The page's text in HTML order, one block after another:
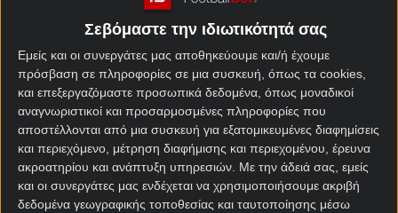
Σεβόμαστε την ιδιωτικότητά σας
Εμείς και οι συνεργάτες μας αποθηκεύουμε και/ή έχουμε
πρόσβαση σε πληροφορίες σε μια συσκευή, όπως τα cookies,
και επεξεργαζόμαστε προσωπικά δεδομένα, όπως μοναδικοί
αναγνωριστικοί και προσαρμοσμένες πληροφορίες που
αποστέλλονται από μια συσκευή για εξατομικευμένες διαφημίσεις
και περιεχόμενο, μέτρηση διαφήμισης και περιεχομένου, έρευνα
ακροατηρίου και ανάπτυξη υπηρεσιών. Με την άδειά σας, εμείς
και οι συνεργάτες μας ενδέχεται να χρησιμοποιήσουμε ακριβή
δεδομένα γεωγραφικής τοποθεσίας και ταυτοποίησης μέσω
Το Βέλγιο μπήκε μόλις την περασμένη Παρασκευή
στη διαδικασία των προκριματικών, όμως το
γεγονός ότι δεν κατάφερε να πάρει την πρώτη νίκη
του, το διατήρησε χαμηλά στηβαθμολογία. Επί της
ουσίας, για την ομάδα του Ρούντι Γκαρσία το
αποψινό ματς έχει χαρακτήρα «πρόωρου τελικού»,
μιας και εάν δεν μπορέσει να κάμψει την αντίσταση
της θεωρητικά ασθενέστερης Ουαλίας, θα χάσει
πολύτιμο έδαφος στην προσπάθεια που κάνει
προκειμένου να εξασφαλίσει την απευθείας